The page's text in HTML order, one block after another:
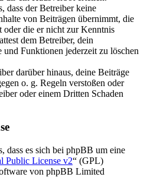
dass der Betreiber keine
von Beiträgen übernimmt, die
oder die er nicht zur Kenntnis
dem Betreiber, dein
Funktionen jederzeit zu löschen
darüber hinaus, deine Beiträge
o. g. Regeln verstoßen oder
oder einem Dritten Schaden
dass es sich bei phpBB um eine
Public License v2“ (GPL)
von phpBB Limited